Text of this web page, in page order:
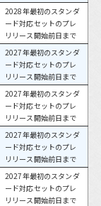
2028年最初のスタンダ
ード対応セットのプレ
リリース開始前日まで
2027年最初のスタンダ
ード対応セットのプレ
リリース開始前日まで
2027年最初のスタンダ
ード対応セットのプレ
リリース開始前日まで
2027年最初のスタンダ
ード対応セットのプレ
リリース開始前日まで
2027年最初のスタンダ
ード対応セットのプレ
リリース開始前日まで